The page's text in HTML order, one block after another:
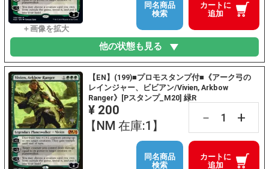
カートに
追加
同名商品
検索
他の状態も見る
【EN】(199)■プロモスタンプ付■《アーク弓の
レインジャー、ビビアン/Vivien, Arkbow
Ranger》[Pスタンプ_M20] 緑R
¥ 200
【NM 在庫:1】
－ +
カートに
追加
同名商品
検索